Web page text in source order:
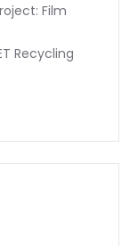
Film
Recycling